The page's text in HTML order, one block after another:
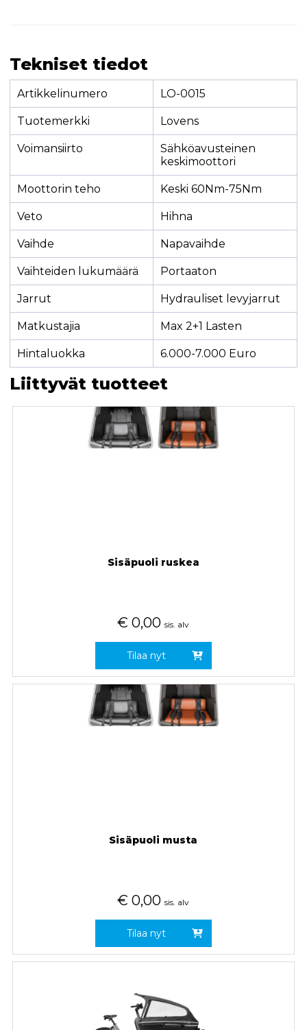
Tekniset tiedot
Artikkelinumero LO-0015
Tuotemerkki Lovens
Voimansiirto
Sähköavusteinen
keskimoottori
Moottorin teho Keski 60Nm-75Nm
Veto Hihna
Vaihde Napavaihde
Vaihteiden lukumäärä Portaaton
Jarrut Hydrauliset levyjarrut
Matkustajia Max 2+1 Lasten
Hintaluokka 6.000-7.000 Euro
Liittyvät tuotteet
Sisäpuoli ruskea
€ 0,00 sis. alv
Tilaa nyt
Sisäpuoli musta
€ 0,00 sis. alv
Tilaa nyt